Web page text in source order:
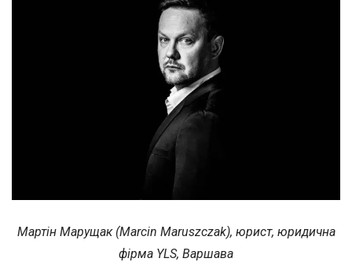
Мартін Марущак (Marcin Maruszczak), юрист, юридична
фірма YLS, Варшава